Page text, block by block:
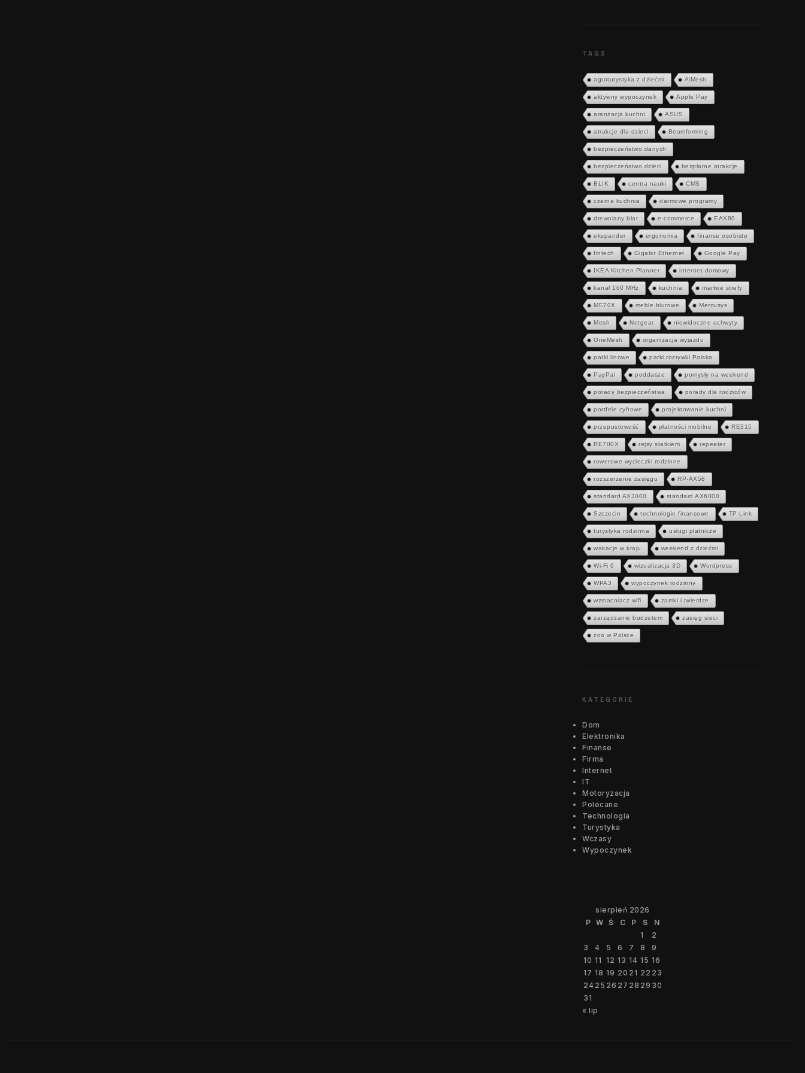
TAGS
agroturystyka z dziećmi AiMesh
aktywny wypoczynek Apple Pay
aranżacja kuchni ASUS
atrakcje dla dzieci Beamforming
bezpieczeństwo danych
bezpieczeństwo dzieci bezpłatne atrakcje
BLIK centra nauki CMS
czarna kuchnia darmowe programy
drewniany blat e-commerce EAX80
ekspander ergonomia finanse osobiste
fintech Gigabit Ethernet Google Pay
IKEA Kitchen Planner internet domowy
kanał 160 MHz kuchnia martwe strefy
ME70X meble biurowe Mercusys
Mesh Netgear niewidoczne uchwyty
OneMesh organizacja wyjazdu
parki linowe parki rozrywki Polska
PayPal poddasze pomysły na weekend
porady bezpieczeństwa porady dla rodziców
portfele cyfrowe projektowanie kuchni
przepustowość płatności mobilne RE315
RE700X rejsy statkiem repeater
rowerowe wycieczki rodzinne
rozszerzenie zasięgu RP-AX58
standard AX3000 standard AX6000
Szczecin technologie finansowe TP-Link
turystyka rodzinna usługi płatnicze
wakacje w kraju weekend z dziećmi
Wi-Fi 6 wizualizacja 3D Wordpress
WPA3 wypoczynek rodzinny
wzmacniacz wifi zamki i twierdze
zarządzanie budżetem zasięg sieci
zoo w Polsce
KATEGORIE
Dom
Elektronika
Finanse
Firma
Internet
IT
Motoryzacja
Polecane
Technologia
Turystyka
Wczasy
Wypoczynek
sierpień 2026
P
W Ś C P S
N
1
2
3
4 5 6 7 8
9
10 11 12 13 14 15 16
17 18 19 20 21 22 23
24 25 26 27 28 29 30
31
« lip